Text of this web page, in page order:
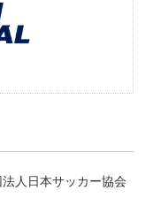
人日本サッカー協会